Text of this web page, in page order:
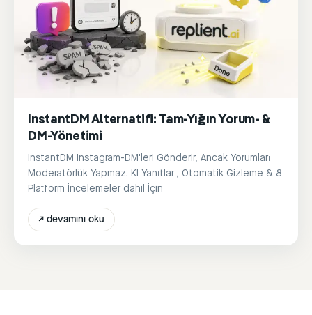
InstantDM Alternatifi: Tam-Yığın Yorum- &
DM-Yönetimi
InstantDM Instagram-DM'leri Gönderir, Ancak Yorumları
Moderatörlük Yapmaz. KI Yanıtları, Otomatik Gizleme & 8
Platform İncelemeler dahil İçin
↗ devamını oku